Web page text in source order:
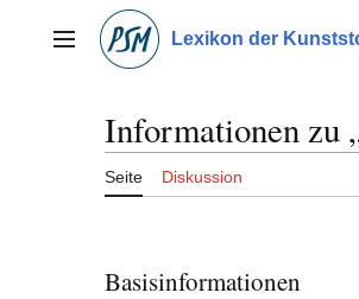
springenHauptmenü Lexikon der
Informationen zu
Seite Diskussion
Basisinformationen